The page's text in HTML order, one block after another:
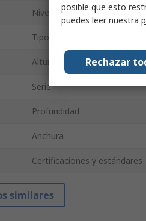
Nivel de ruido
Tipo de rodamiento
Altura
Serie
Profundidad
Anchura
Certificaciones y estándares
similares
posible que esto
puedes leer nuestra
Rechazar